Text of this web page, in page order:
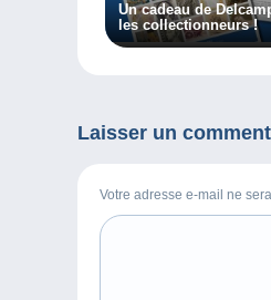
Un cadeau de
les collectionneurs !
Laisser un
Votre adresse e-mail ne